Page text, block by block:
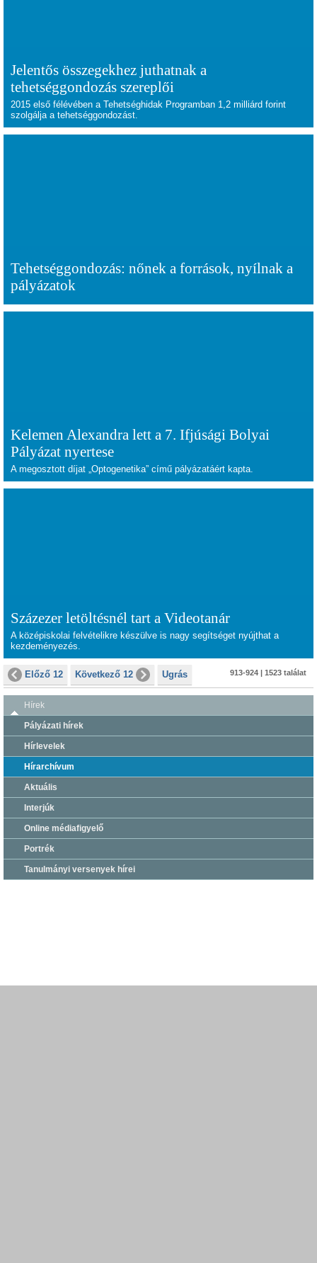
Jelentős összegekhez juthatnak a
tehetséggondozás szereplői
2015 első félévében a Tehetséghidak Programban 1,2 milliárd forint
szolgálja a tehetséggondozást.
Tehetséggondozás: nőnek a források, nyílnak a
pályázatok
Kelemen Alexandra lett a 7. Ifjúsági Bolyai
Pályázat nyertese
A megosztott díjat „Optogenetika” című pályázatáért kapta.
Százezer letöltésnél tart a Videotanár
A középiskolai felvételikre készülve is nagy segítséget nyújthat a
kezdeményezés.
Előző 12 Következő 12 Ugrás 913-924 | 1523 találat
Hírek
Pályázati hírek
Hírlevelek
Hírarchívum
Aktuális
Interjúk
Online médiafigyelő
Portrék
Tanulmányi versenyek hírei